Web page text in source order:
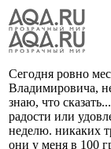
Сегодня ровно
Владимировича,
знаю, что
радости или
неделю. никаких
они у меня в 100